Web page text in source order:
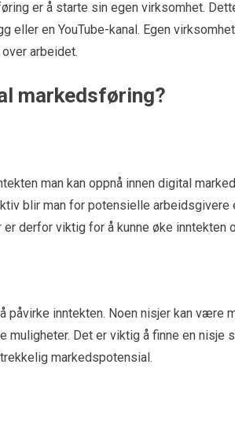
er å starte sin egen virksomhet.
eller en YouTube-kanal. Egen
arbeidet.
markedsføring?
man kan oppnå innen digital
blir man for potensielle arbeidsgivere
derfor viktig for å kunne øke inntekten
påvirke inntekten. Noen nisjer kan være
muligheter. Det er viktig å finne en nisje
markedspotensial.